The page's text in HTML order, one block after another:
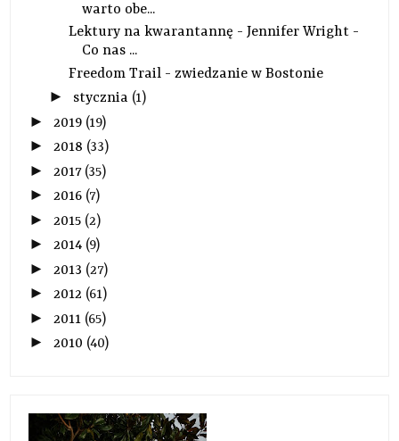
warto obe...
Lektury na kwarantannę - Jennifer Wright -
Co nas ...
Freedom Trail - zwiedzanie w Bostonie
► stycznia (1)
► 2019 (19)
►2018 (33)
► 2017 (35)
►2016 (7)
► 2015 (2)
►2014 (9)
► 2013 (27)
►2012 (61)
► 2011 (65)
►2010 (40)